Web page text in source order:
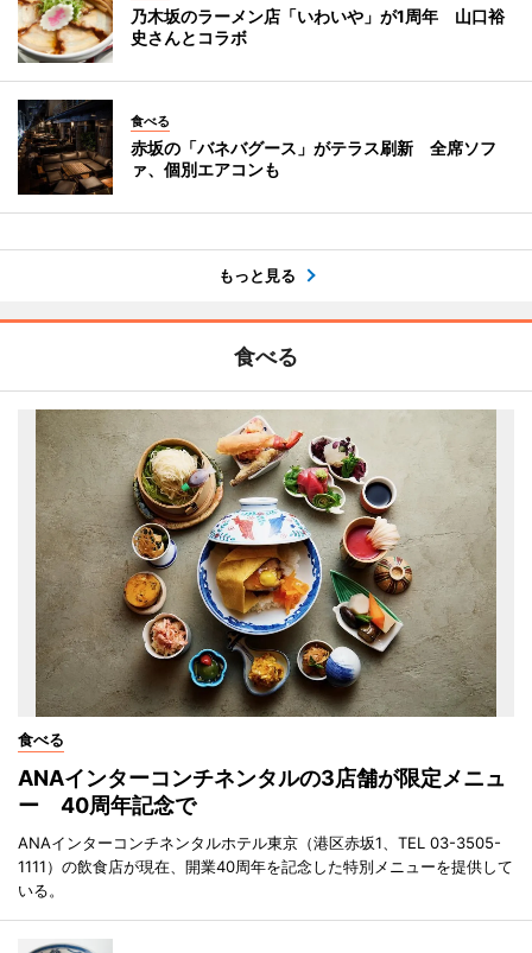
乃木坂のラーメン店「いわいや」が1周年 山口裕
史さんとコラボ
食べる
赤坂の「バネバグース」がテラス刷新 全席ソフ
ァ、個別エアコンも
もっと見る
食べる
食べる
ANAインターコンチネンタルの3店舗が限定メニュ
ー 40周年記念で
ANAインターコンチネンタルホテル東京（港区赤坂1、TEL 03-3505-
1111）の飲食店が現在、開業40周年を記念した特別メニューを提供して
いる。